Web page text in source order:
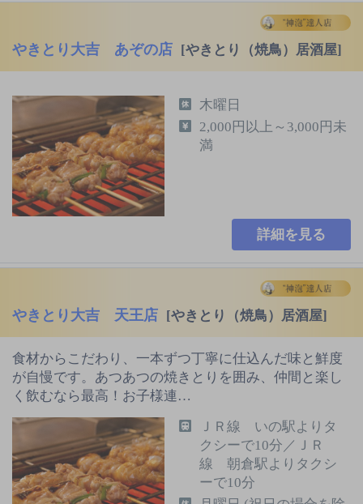
やきとり大吉 あぞの店 [やきとり（焼鳥）居酒屋]
木曜日
2,000円以上～3,000円未
満
詳細を見る
やきとり大吉 天王店 [やきとり（焼鳥）居酒屋]
食材からこだわり、一本ずつ丁寧に仕込んだ味と鮮度
が自慢です。あつあつの焼きとりを囲み、仲間と楽し
く飲むなら最高！お子様連…
ＪＲ線 いの駅よりタ
クシーで10分／ＪＲ
線 朝倉駅よりタクシ
ーで10分